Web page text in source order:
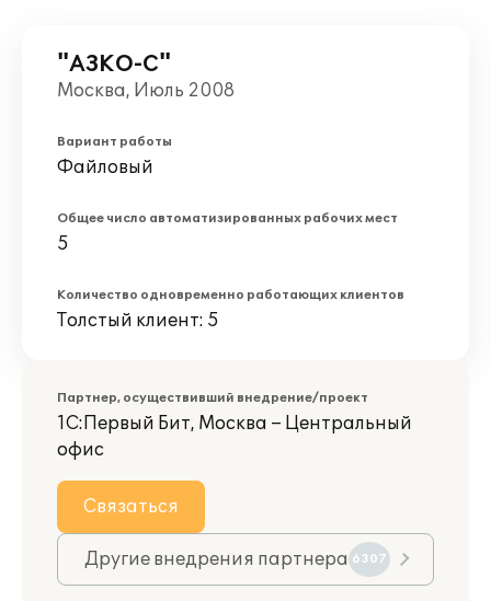
"АЗКО-С"
Москва, Июль 2008
Вариант работы
Файловый
Общее число автоматизированных рабочих мест
5
Количество одновременно работающих клиентов
Толстый клиент: 5
Партнер, осуществивший внедрение/проект
1С:Первый Бит, Москва – Центральный
офис
Связаться
Другие внедрения партнера 6307